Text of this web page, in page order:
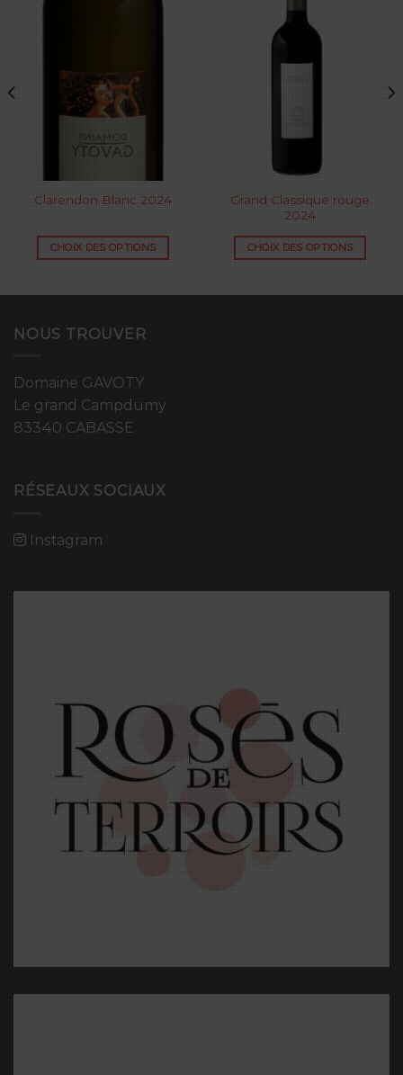
Clarendon Blanc 2024
CHOIX DES OPTIONS
Grand Classique rouge
2024
CHOIX DES OPTIONS
NOUS TROUVER
Domaine GAVOTY
Le grand Campdumy
83340 CABASSE
RÉSEAUX SOCIAUX
Instagram